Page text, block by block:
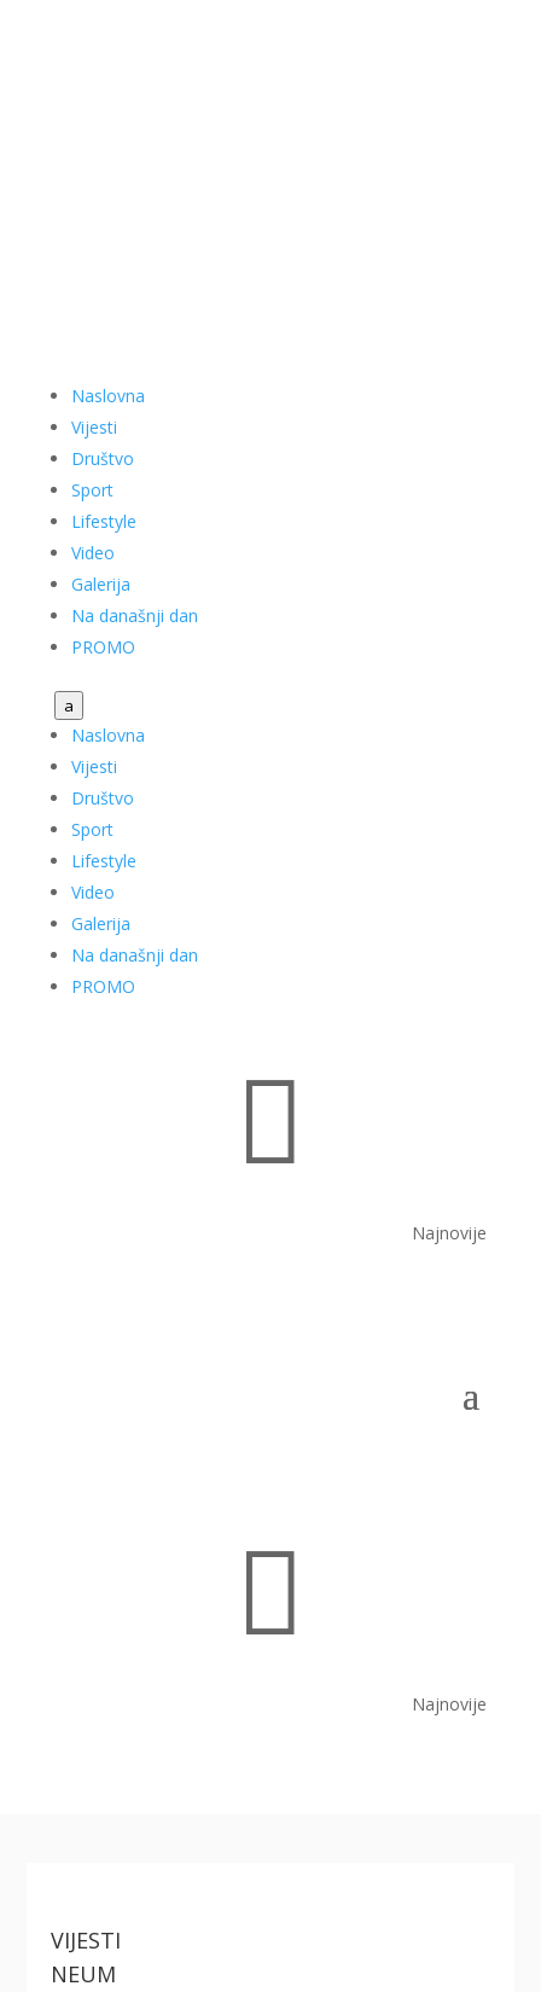
Naslovna
Vijesti
Društvo
Sport
Lifestyle
Video
Galerija
Na današnji dan
PROMO
a
Naslovna
Vijesti
Društvo
Sport
Lifestyle
Video
Galerija
Na današnji dan
PROMO

Najnovije

Najnovije
VIJESTI
NEUM